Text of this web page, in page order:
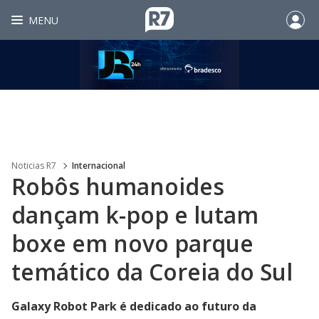
MENU
Noticias R7 Internacional
Robôs humanoides
dançam k-pop e lutam
boxe em novo parque
temático da Coreia do Sul
Galaxy Robot Park é dedicado ao futuro da